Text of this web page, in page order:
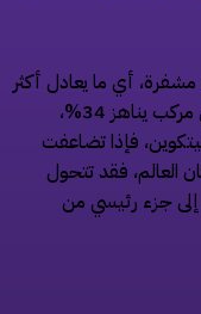
مشفرة، أي ما يعادل أكثر
من 560 مليون نسمة، مع معدل نمو سنوي مركب يناهز 34%،
فإذا تضاعفت
فقد تتحول
جزء رئيسي من